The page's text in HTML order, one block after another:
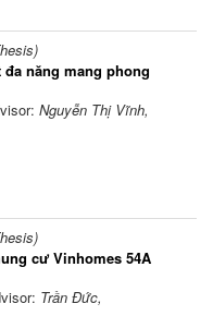
năng mang phong
Nguyễn Thị Vĩnh,
cư Vinhomes 54A
Trần Đức,